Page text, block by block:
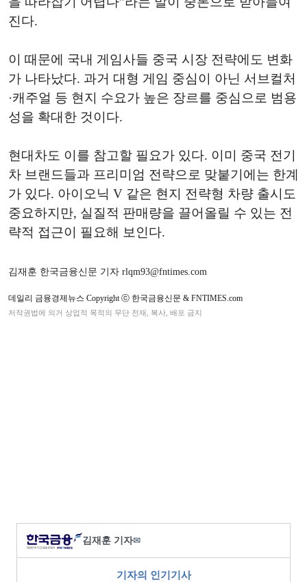
진다.
이 때문에 국내 게임사들 중국 시장 전략에도 변화
가 나타났다. 과거 대형 게임 중심이 아닌 서브컬처
·캐주얼 등 현지 수요가 높은 장르를 중심으로 범용
성을 확대한 것이다.
현대차도 이를 참고할 필요가 있다. 이미 중국 전기
차 브랜드들과 프리미엄 전략으로 맞붙기에는 한계
가 있다. 아이오닉 V 같은 현지 전략형 차량 출시도
중요하지만, 실질적 판매량을 끌어올릴 수 있는 전
략적 접근이 필요해 보인다.
김재훈 한국금융신문 기자 rlqm93@fntimes.com
데일리 금융경제뉴스 Copyright ⓒ 한국금융신문 & FNTIMES.com
저작권법에 의거 상업적 목적의 무단 전재, 복사, 배포 금지
김재훈 기자✉
기자의 인기기사